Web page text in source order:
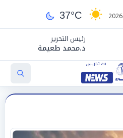
37°C
رئيس التحرير
د.محمد طعيمة